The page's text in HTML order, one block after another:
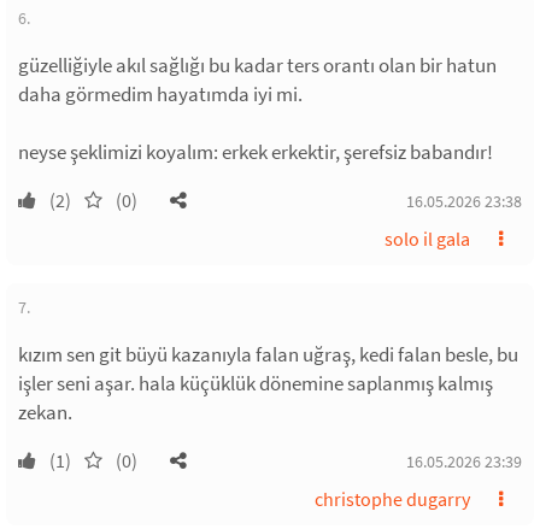
6.
güzelliğiyle akıl sağlığı bu kadar ters orantı olan bir hatun
daha görmedim hayatımda iyi mi.
neyse şeklimizi koyalım: erkek erkektir, şerefsiz babandır!
(2) (0) 16.05.2026 23:38
solo il gala
7.
kızım sen git büyü kazanıyla falan uğraş, kedi falan besle, bu
işler seni aşar. hala küçüklük dönemine saplanmış kalmış
zekan.
(1) (0) 16.05.2026 23:39
christophe dugarry